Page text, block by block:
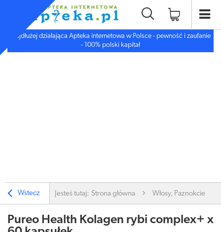
Najdłużej działająca Apteka internetowa w Polsce - pewność i zaufanie
- 100% polski kapitał
Wstecz Jesteś tutaj: Strona główna Włosy, Paznokcie
Pureo Health Kolagen rybi complex+ x